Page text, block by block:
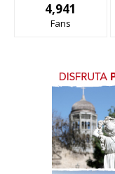
4,941
Fans